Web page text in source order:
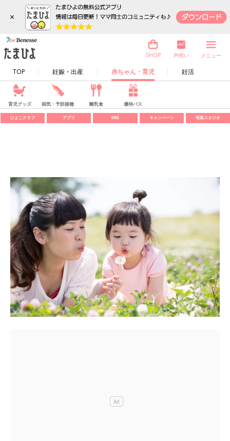
×
TOP 妊娠・出産 赤ちゃん・育児 妊活
SHOP 内祝い メニュー
育児グッズ 病気・予防接種 離乳食 優待パス
ひよこクラブ アプリ SNS キャンペーン 写真スタジオ